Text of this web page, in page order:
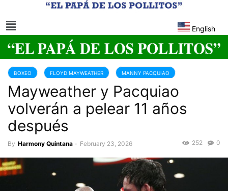
English
BOXEO FLOYD MAYWEATHER MANNY PACQUIAO
Mayweather y Pacquiao
volverán a pelear 11 años
después
By Harmony Quintana - February 23, 2026 0
252